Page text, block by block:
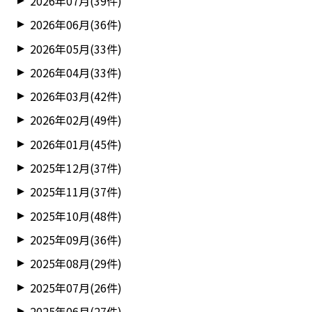
2026年06月(36件)
2026年05月(33件)
2026年04月(33件)
2026年03月(42件)
2026年02月(49件)
2026年01月(45件)
2025年12月(37件)
2025年11月(37件)
2025年10月(48件)
2025年09月(36件)
2025年08月(29件)
2025年07月(26件)